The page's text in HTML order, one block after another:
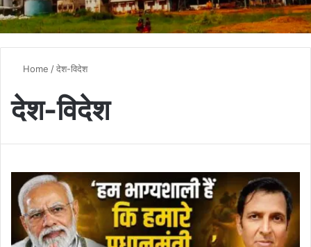
Home /देश-विदेश
देश-विदेश